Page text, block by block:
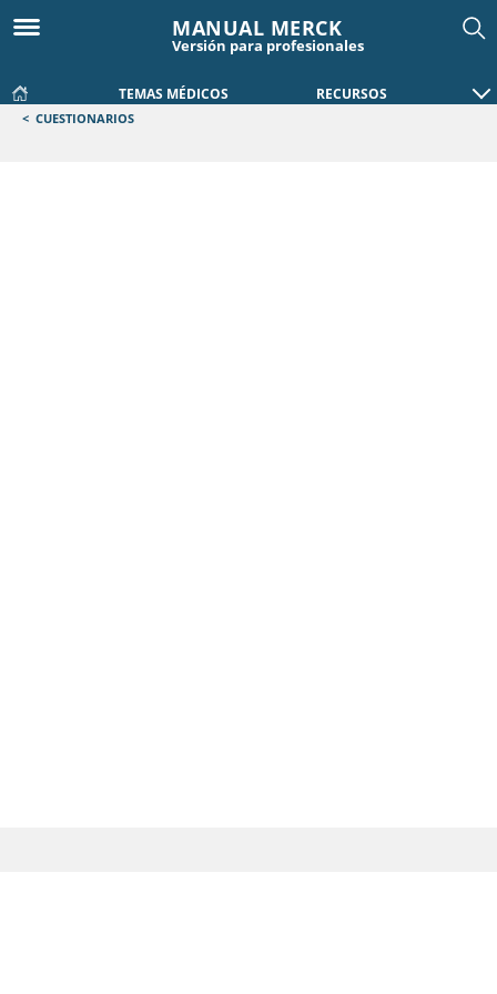
MANUAL MERCK
Versión para profesionales
TEMAS MÉDICOS RECURSOS
< CUESTIONARIOS